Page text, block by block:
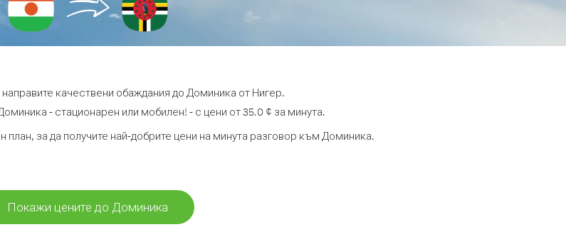
качествени обаждания до Доминика от Нигер.
- стационарен или мобилен! - с цени от 35.0 ¢ за минута.
план, за да получите най-добрите цени на минута разговор към Доминика.
Покажи цените до Доминика